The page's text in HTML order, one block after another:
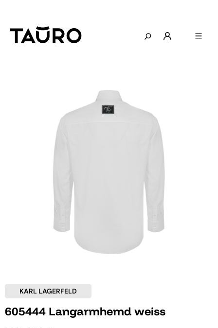
KARL LAGERFELD
605444 Langarmhemd weiss